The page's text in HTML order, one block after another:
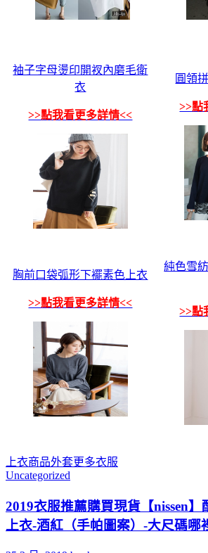
袖子字母燙印開衩內磨毛衛
衣
>>點我看更多詳情<<
圓領
>>點
胸前口袋弧形下襬素色上衣
>>點我看更多詳情<<
純色雪
>>點
上衣商品外套更多衣服
Uncategorized
2019衣服推薦購買現貨【nissen
上衣-酒紅（手帕圖案）-大尺碼哪